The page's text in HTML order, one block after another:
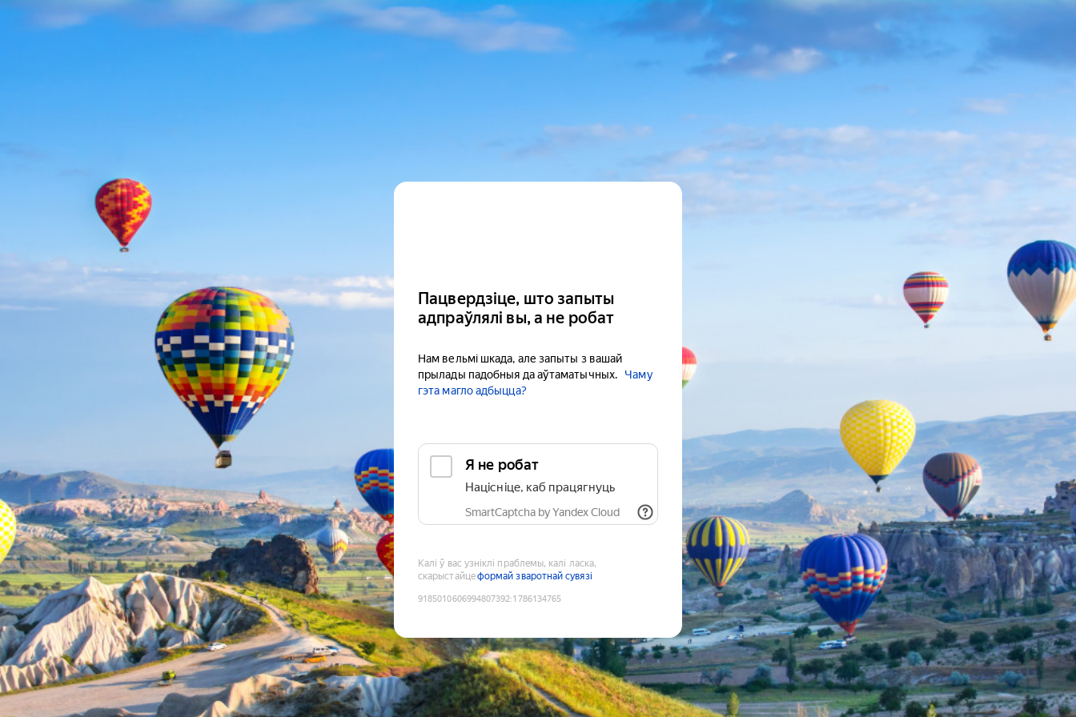
Пацвердзіце, што запыты
адпраўлялі вы, а не робат
Нам вельмі шкада, але запыты з вашай
прылады падобныя да аўтаматычных.
Чаму
гэта магло адбыцца?
Я не робат
Націсніце, каб працягнуць
SmartCaptcha by Yandex Cloud
Калі ў вас узніклі праблемы, калі ласка,
скарыстайцеформай зваротнай сувязі
9185010606994807392:1786134765